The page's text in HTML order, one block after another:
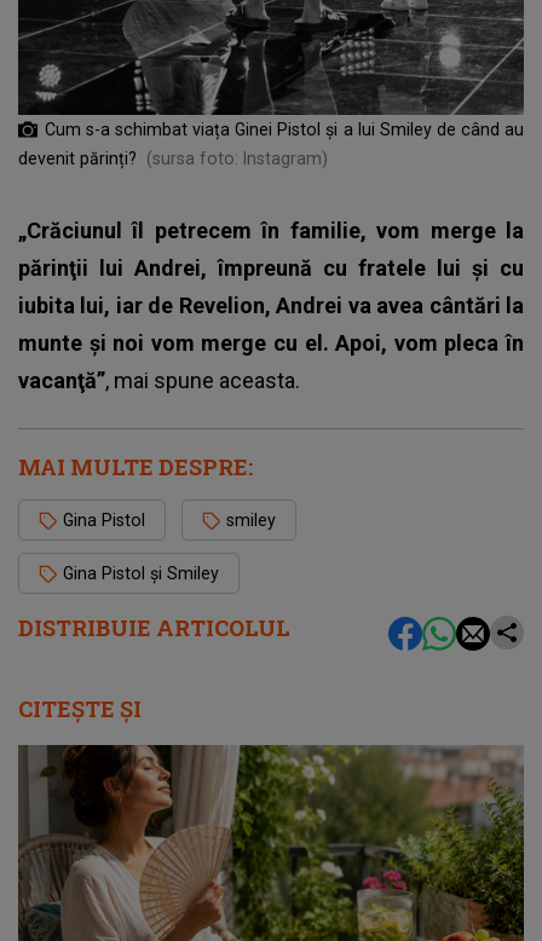
DISTRIBUIE ARTICOLUL
Cum s-a schimbat viața Ginei Pistol și a lui Smiley de când au
devenit părinți?
(sursa foto: Instagram)
„Crăciunul îl petrecem în familie, vom merge la
părinţii lui Andrei, împreună cu fratele lui şi cu
iubita lui, iar de Revelion, Andrei va avea cântări la
munte și noi vom merge cu el. Apoi, vom pleca în
vacanţă”, mai spune aceasta.
MAI MULTE DESPRE:
Gina Pistol smiley
Gina Pistol și Smiley
CITEȘTE ȘI